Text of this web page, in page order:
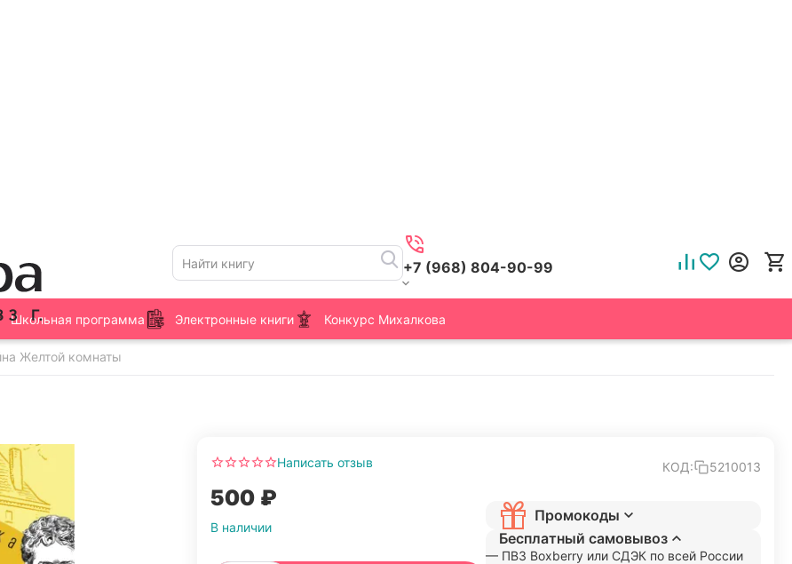
+7 (968) 804-90-99
Школьная программа Электронные книги Конкурс Михалкова
Желтой комнаты
Написать отзыв КОД: 5210013
‍500‍ ₽
В наличии
Промокоды
Бесплатный самовывоз
— ПВЗ Boxberry или СДЭК по всей России